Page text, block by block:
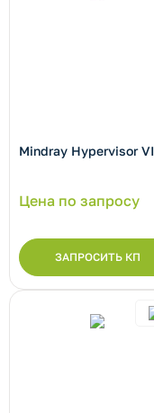
Mindray Hypervisor VI
Цена по запросу
ЗАПРОСИТЬ КП